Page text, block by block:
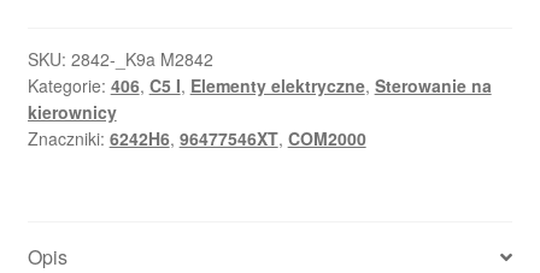
SKU: 2842-_K9a M2842
Kategorie: 406, C5 I, Elementy elektryczne, Sterowanie na
kierownicy
Znaczniki: 6242H6, 96477546XT, COM2000
Opis